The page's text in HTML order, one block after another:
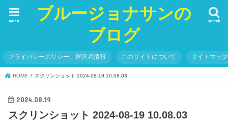
ブルージョナサンの
ブログ
search
menu
プライバシーポリシー、運営者情報 このサイトについて サイトマップ
HOME スクリンショット 2024-08-19 10.08.03
2024.08.19
スクリンショット 2024-08-19 10.08.03